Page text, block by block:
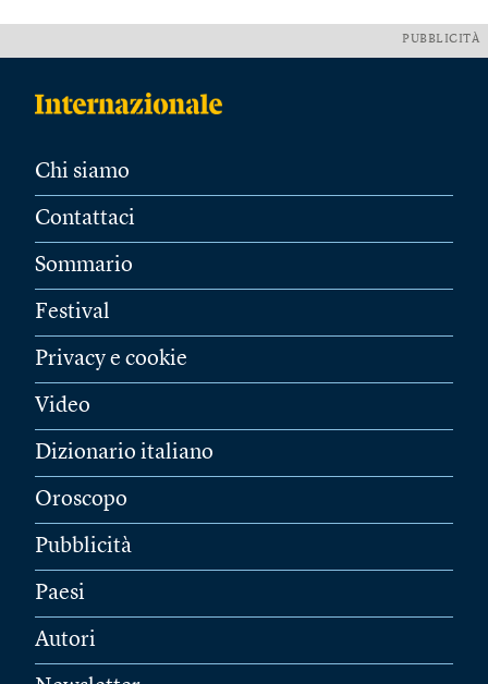
PUBBLICITÀ
Chi siamo
Contattaci
Sommario
Festival
Privacy e cookie
Video
Dizionario italiano
Oroscopo
Pubblicità
Paesi
Autori